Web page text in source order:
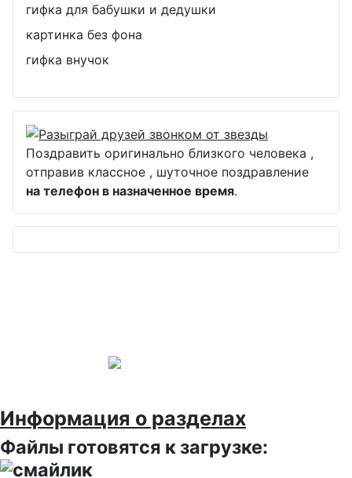
гифка для бабушки и дедушки
картинка без фона
гифка внучок
Поздравить оригинально близкого человека ,
отправив классное , шуточное поздравление
на телефон в назначенное время.
Информация о разделах
Файлы готовятся к загрузке: